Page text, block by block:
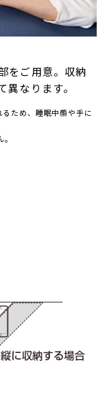
をご用意。収納
なります。
ため、睡眠中顔や手に